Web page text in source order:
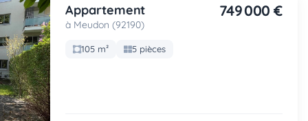
Appartement
à Meudon (92190)
749 000 €
105 m² 5 pièces